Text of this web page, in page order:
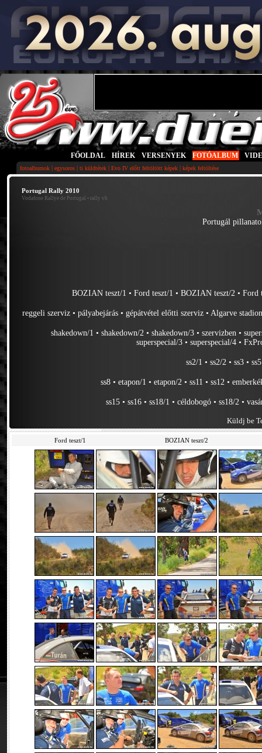
FŐOLDAL HÍREK VERSENYEK FOTÓALBUM
fotoalbumok | egysoros | ti küldtétek | Evo IV előtt feltöltött képek | képek feltöltése
Portugal Rally 2010
Vodafone Rallye de Portugal • rally vb
Portugál
BOZIAN teszt/1 •Ford teszt/1 •BOZIAN teszt/2 •Ford
reggeli szerviz •pályabejárás •gépátvétel előtti szerviz •Algarve
shakedown/1 •shakedown/2 •shakedown/3 •szervizben •
superspecial/3 •superspecial/4 •
ss2/1 •ss2/2 •ss3 •ss5
ss8 •etapon/1 •etapon/2 •ss11 •ss12 •
ss15 •ss16 •ss18/1 •céldobogó •ss18/2 •
Küldj be
Ford teszt/1 BOZIAN teszt/2